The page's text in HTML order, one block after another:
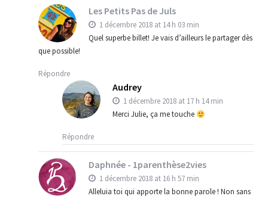
Les Petits Pas de Juls
1 décembre 2018 at 14 h 03 min
Quel superbe billet! Je vais d’ailleurs le partager dès
que possible!
Répondre
Audrey
1 décembre 2018 at 17 h 14 min
Merci Julie, ça me touche
Répondre
Daphnée - 1parenthèse2vies
1 décembre 2018 at 16 h 57 min
Alleluia toi qui apporte la bonne parole ! Non sans